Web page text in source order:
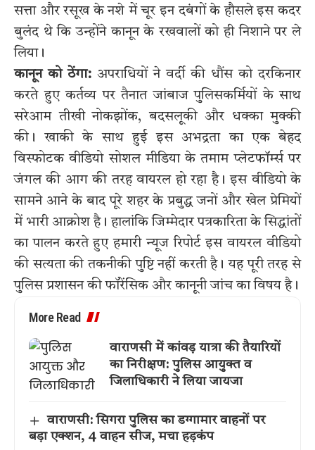
सत्ता और रसूख के नशे में चूर इन दबंगों के हौसले इस कदर
बुलंद थे कि उन्होंने कानून के रखवालों को ही निशाने पर ले
लिया।
कानून को ठेंगा: अपराधियों ने वर्दी की धौंस को दरकिनार
करते हुए कर्तव्य पर तैनात जांबाज पुलिसकर्मियों के साथ
सरेआम तीखी नोकझोंक, बदसलूकी और धक्का मुक्की
की। खाकी के साथ हुई इस अभद्रता का एक बेहद
विस्फोटक वीडियो सोशल मीडिया के तमाम प्लेटफॉर्म्स पर
जंगल की आग की तरह वायरल हो रहा है। इस वीडियो के
सामने आने के बाद पूरे शहर के प्रबुद्ध जनों और खेल प्रेमियों
में भारी आक्रोश है। हालांकि जिम्मेदार पत्रकारिता के सिद्धांतों
का पालन करते हुए हमारी न्यूज रिपोर्ट इस वायरल वीडियो
की सत्यता की तकनीकी पुष्टि नहीं करती है। यह पूरी तरह से
पुलिस प्रशासन की फॉरेंसिक और कानूनी जांच का विषय है।
More Read
वाराणसी में कांवड़ यात्रा की तैयारियों
का निरीक्षण: पुलिस आयुक्त व
जिलाधिकारी ने लिया जायजा
वाराणसी: सिगरा पुलिस का डग्गामार वाहनों पर
बड़ा एक्शन, 4 वाहन सीज, मचा हड़कंप